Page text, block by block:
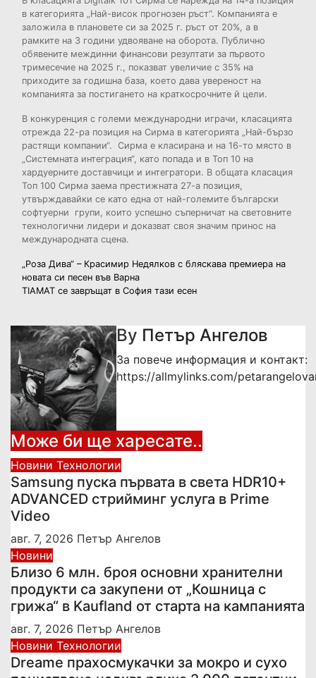
в категорията „Най-висок прогнозен ръст“. Компанията е
заложила в плановете си за 2025 г. ръст от 20%, а в
рамките на 3 години удвояване на оборота. Публично
обявените междинни финансови резултати за първото
тримесечие на 2025 г., показват увеличие с 35% на
приходите за годишна база, което дава увереност на
компанията за постигането на краткосрочните й цели.
В конкуренция с големи международни играчи, класацията
отрежда 22-ра позиция на Сирма в категорията „Най-бързо
растящи компании“. Сирма е класирана и на 16-то място в
„Системната интеграция“, като попада и в Топ 10 на
хардуерните доставчици и интегратори. В общата класация
Топ 100 Сирма заема престижната 27-а позиция,
утвърждавайки се като една от най-големите български
софтуерни групи, които успешно съперничат на световните
технологични лидери и доказват своя значим принос на
международната сцена.
Навигация
„Роза Дива“ – Красимир Недялков с бляскава премиера на
новата си песен във Варна
TIAMAT се завръщат в София тази есен
By Петър Ангелов
За повече информация и контакт:
https://allmylinks.com/
Може би ще харесате..
Новини Технологии
Samsung пуска първата в света HDR10+
ADVANCED стрийминг услуга в Prime
Video
авг. 7, 2026 Петър Ангелов
Новини
Близо 6 млн. броя основни хранителни
продукти са закупени от „Кошница с
грижа“ в Kaufland от старта на кампанията
авг. 7, 2026 Петър Ангелов
Новини Технологии
Dreame прахосмукачки за мокро и сухо